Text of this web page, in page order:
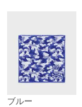
ブルー